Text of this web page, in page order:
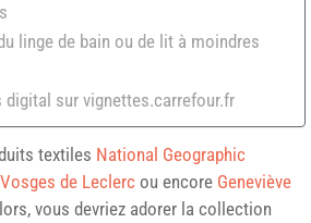
linge de bain ou de lit à moindres
digital sur vignettes.carrefour.fr
textiles National Geographic
de Leclerc ou encore Geneviève
vous devriez adorer la collection